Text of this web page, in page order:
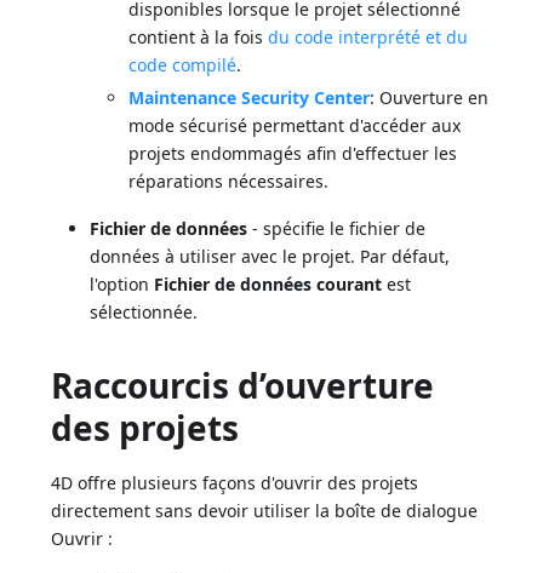
disponibles lorsque le projet sélectionné
contient à la foisdu code interprété et du
code compilé.
Maintenance Security Center: Ouverture en
mode sécurisé permettant d'accéder aux
projets endommagés afin d'effectuer les
réparations nécessaires.
Fichier de données - spécifie le fichier de
données à utiliser avec le projet. Par défaut,
l'option Fichier de données courant est
sélectionnée.
Raccourcis d’ouverture
des projets
4D offre plusieurs façons d'ouvrir des projets
directement sans devoir utiliser la boîte de dialogue
Ouvrir :